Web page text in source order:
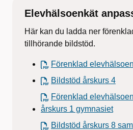
Elevhälsoenkät
Här kan du ladda ner
tillhörande bildstöd.
Förenklad
Bildstöd årskurs 4
Förenklad
årskurs 1 gymnasiet
Bildstöd årskurs 8